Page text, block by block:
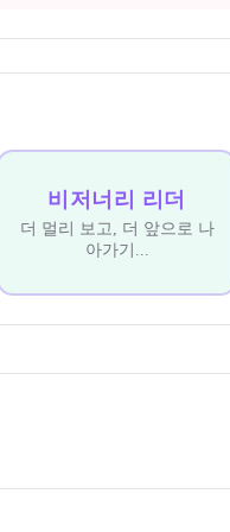
비저너리 리더
더 멀리 보고, 더 앞으로 나
아가기